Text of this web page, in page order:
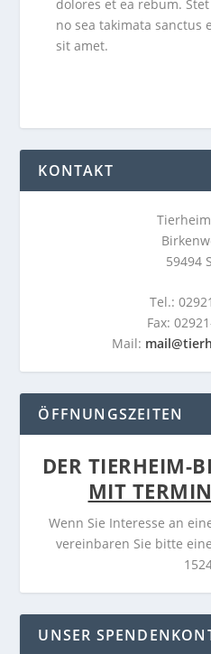
dolores et ea rebum.
no sea takimata sanctus
sit amet.
KONTAKT
59494
Tel.:
Fax:
Mail:
ÖFFNUNGSZEITEN
DER TIERHEIM-
MIT TERMIN
Wenn Sie Interesse an
vereinbaren Sie bitte
UNSER